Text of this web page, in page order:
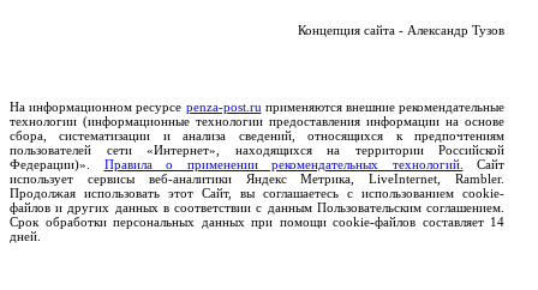
Концепция сайта - Александр Тузов
На информационном ресурсе penza-post.ru применяются внешние рекомендательные
технологии (информационные технологии предоставления информации на основе
сбора, систематизации и анализа сведений, относящихся к предпочтениям
пользователей сети «Интернет», находящихся на территории Российской
Федерации)». Правила о применении рекомендательных технологий.
Сайт
использует сервисы веб-аналитики Яндекс Метрика, LiveInternet, Rambler.
Продолжая использовать этот Сайт, вы соглашаетесь с использованием cookie-
файлов и других данных в соответствии с данным Пользовательским соглашением.
Срок обработки персональных данных при помощи cookie-файлов составляет 14
дней.